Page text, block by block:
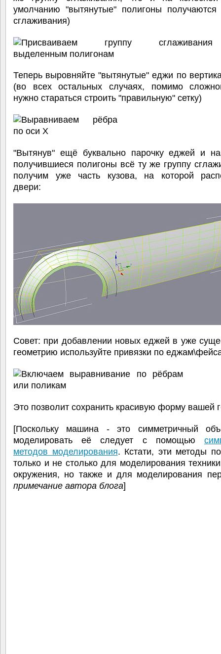
умолчанию "вытянутые" полигоны получаются
сглаживания)
Теперь выровняйте "вытянутые" еджи по
(во всех остальных случаях, помимо
нужно стараться строить "правильную" сетку)
"Вытянув" ещё буквально парочку еджей и
получившиеся полигоны всё ту же группу
получим уже часть кузова, на которой
двери:
Совет: при добавлении новых еджей в уже
геометрию используйте привязки по
Это позволит сохранить красивую форму вашей
[Поскольку машина - это симметричный
моделировать её следует с помощью
методов моделирования. Кстати, эти методы
только и не столько для моделирования
окружения, но также и для моделирования
примечание автора блога]